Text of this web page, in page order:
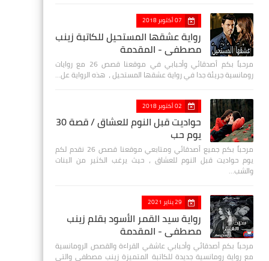
07 أكتوبر 2018
رواية عشقها المستحيل للكاتبة زينب
مصطفي - المقدمة
مرحباً بكم أصدقائي وأحبابي في موقعنا قصص 26 مع روايات
رومانسية جريئة جدا في رواية عشقها المستحيل ، هذه الرواية عل…
02 أكتوبر 2018
حواديت قبل النوم للعشاق / قصة 30
يوم حب
مرحباً بكم جميع أصدقائي ومتابعي موقعنا قصص 26 نقدم لكم
يوم حواديت قبل النوم للعشاق ، حيث يرغب الكثير من البنات
والشب…
29 يناير 2021
رواية سيد القمر الأسود بقلم زينب
مصطفي - المقدمة
مرحباً بكم أصدقائي وأحبابي عاشقي القراءة والقصص الرومانسية
مع رواية رومانسية جديدة للكاتبة المتميزة زينب مصطفى والتي